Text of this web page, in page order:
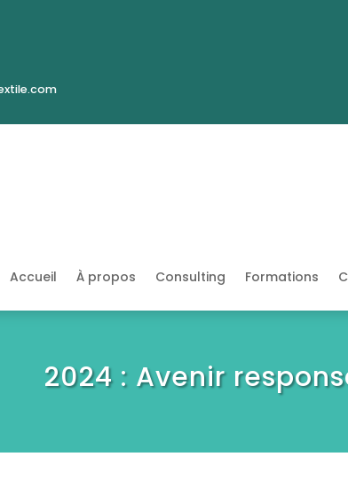
Accueil À propos Consulting Formations
2024 : Avenir